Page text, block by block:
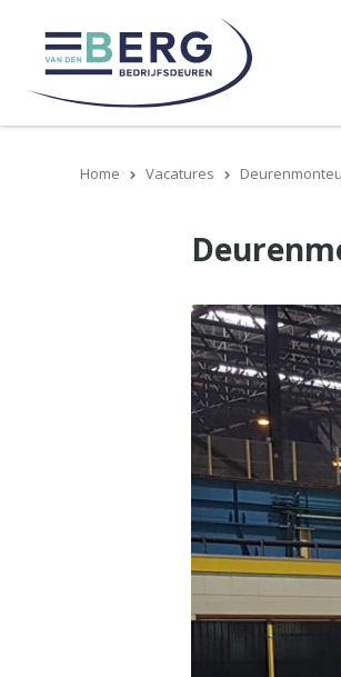
Home Vacatures